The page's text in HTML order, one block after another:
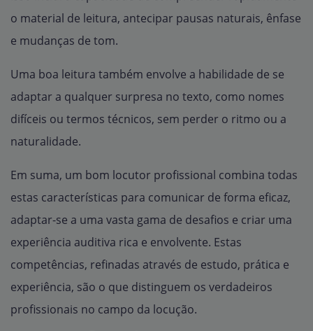
o material de leitura, antecipar pausas naturais, ênfase
e mudanças de tom.
Uma boa leitura também envolve a habilidade de se
adaptar a qualquer surpresa no texto, como nomes
difíceis ou termos técnicos, sem perder o ritmo ou a
naturalidade.
Em suma, um bom locutor profissional combina todas
estas características para comunicar de forma eficaz,
adaptar-se a uma vasta gama de desafios e criar uma
experiência auditiva rica e envolvente. Estas
competências, refinadas através de estudo, prática e
experiência, são o que distinguem os verdadeiros
profissionais no campo da locução.